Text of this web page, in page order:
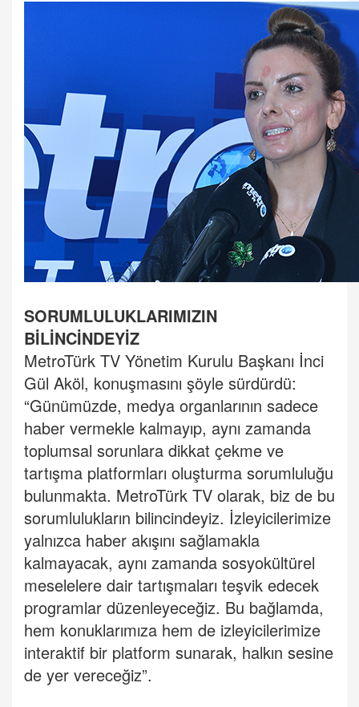
SORUMLULUKLARIMIZIN
BİLİNCİNDEYİZ
MetroTürk TV Yönetim Kurulu Başkanı İnci
Gül Aköl, konuşmasını şöyle sürdürdü:
“Günümüzde, medya organlarının sadece
haber vermekle kalmayıp, aynı zamanda
toplumsal sorunlara dikkat çekme ve
tartışma platformları oluşturma sorumluluğu
bulunmakta. MetroTürk TV olarak, biz de bu
sorumlulukların bilincindeyiz. İzleyicilerimize
yalnızca haber akışını sağlamakla
kalmayacak, aynı zamanda sosyokültürel
meselelere dair tartışmaları teşvik edecek
programlar düzenleyeceğiz. Bu bağlamda,
hem konuklarımıza hem de izleyicilerimize
interaktif bir platform sunarak, halkın sesine
de yer vereceğiz”.